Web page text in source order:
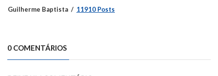
Guilherme Baptista 11910 Posts
0 COMENTÁRIOS